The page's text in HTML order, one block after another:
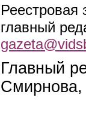
главный
Главный
Смирнова,